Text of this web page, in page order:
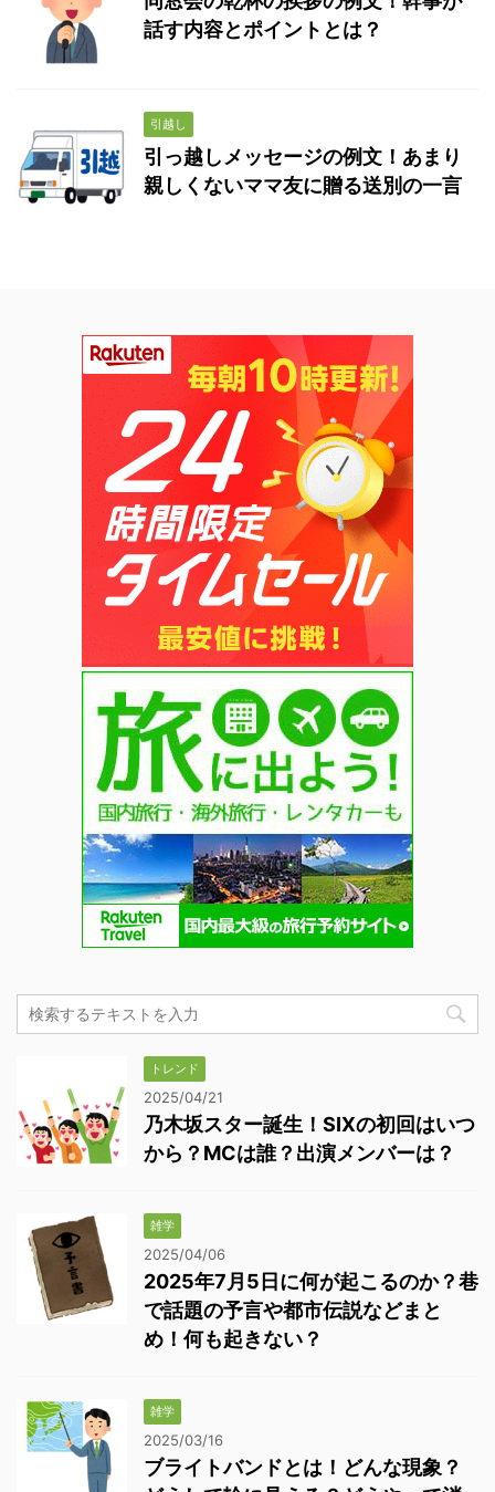
話す内容とポイントとは？
引越し
引っ越しメッセージの例文！あまり
親しくないママ友に贈る送別の一言
トレンド
2025/04/21
乃木坂スター誕生！SIXの初回はいつ
から？MCは誰？出演メンバーは？
雑学
2025/04/06
2025年7月5日に何が起こるのか？巷
で話題の予言や都市伝説などまと
め！何も起きない？
雑学
2025/03/16
ブライトバンドとは！どんな現象？